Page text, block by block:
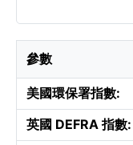
參數
美國環保署指數:
英國 DEFRA 指數: